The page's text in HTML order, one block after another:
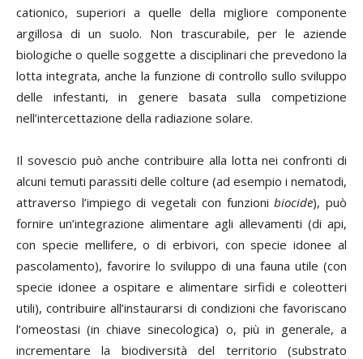
cationico, superiori a quelle della migliore componente
argillosa di un suolo. Non trascurabile, per le aziende
biologiche o quelle soggette a disciplinari che prevedono la
lotta integrata, anche la funzione di controllo sullo sviluppo
delle infestanti, in genere basata sulla competizione
nell’intercettazione della radiazione solare.
Il sovescio può anche contribuire alla lotta nei confronti di
alcuni temuti parassiti delle colture (ad esempio i nematodi,
attraverso l’impiego di vegetali con funzionibiocide), può
fornire un’integrazione alimentare agli allevamenti (di api,
con specie mellifere, o di erbivori, con specie idonee al
pascolamento), favorire lo sviluppo di una fauna utile (con
specie idonee a ospitare e alimentare sirfidi e coleotteri
utili), contribuire all’instaurarsi di condizioni che favoriscano
l’omeostasi (in chiave sinecologica) o, più in generale, a
incrementare la biodiversità del territorio (substrato